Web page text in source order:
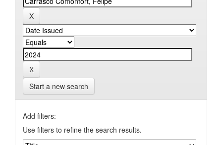
Start a new search
Add filters:
Use filters to refine the search results.